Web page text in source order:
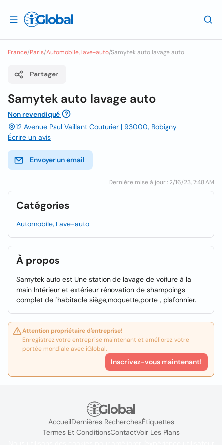
France/Paris/Automobile, lave-auto/Samytek auto lavage auto
Partager
Samytek auto lavage auto
Non revendiqué
12 Avenue Paul Vaillant Couturier | 93000, Bobigny
Écrire un avis
Envoyer un email
Dernière mise à jour : 2/16/23, 7:48 AM
Catégories
Automobile, Lave-auto
À propos
Samytek auto est Une station de lavage de voiture à la
main Intérieur et extérieur rénovation de shampoings
complet de l'habitacle siège,moquette,porte , plafonnier.
Attention propriétaire d'entreprise!
Enregistrez votre entreprise maintenant et améliorez votre
portée mondiale avec iGlobal.
Inscrivez-vous maintenant!
AccueilDernières RecherchesÉtiquettes
Termes Et ConditionsContactVoir Les Plans